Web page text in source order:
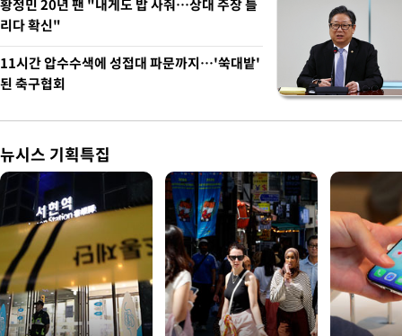
황정민 20년 팬 "내게도 밥 사줘…상대 주장 틀
리다 확신"
11시간 압수수색에 성접대 파문까지…'쑥대밭'
된 축구협회
뉴시스 기획특집